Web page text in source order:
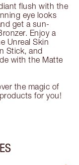
flush with the
eye looks
get a sun-
Enjoy a
Unreal Skin
Stick, and
with the Matte
the magic of
for you!